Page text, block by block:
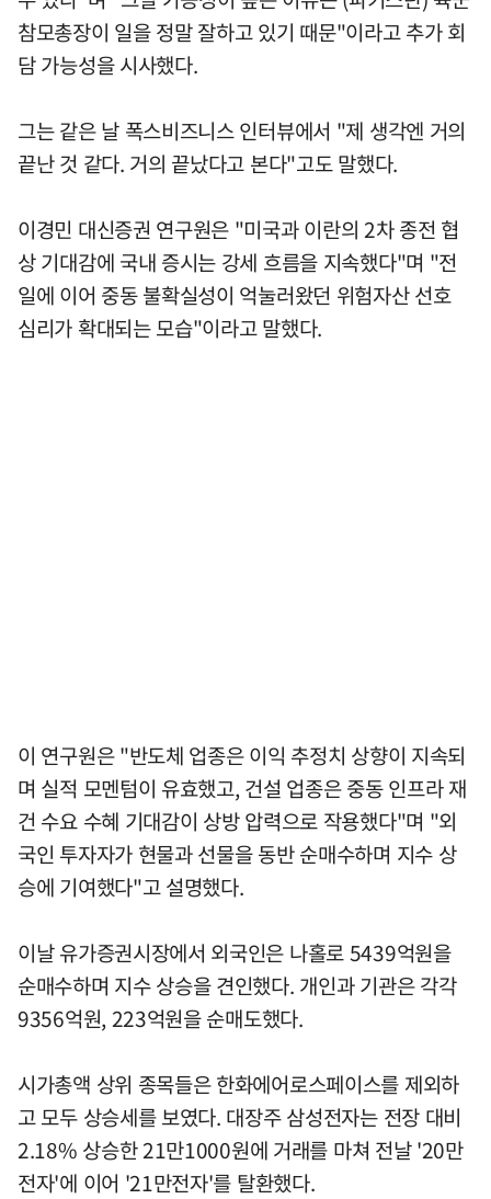
참모총장이 일을 정말 잘하고 있기 때문"이라고 추가 회
담 가능성을 시사했다.
그는 같은 날 폭스비즈니스 인터뷰에서 "제 생각엔 거의
끝난 것 같다. 거의 끝났다고 본다"고도 말했다.
이경민 대신증권 연구원은 "미국과 이란의 2차 종전 협
상 기대감에 국내 증시는 강세 흐름을 지속했다"며 "전
일에 이어 중동 불확실성이 억눌러왔던 위험자산 선호
심리가 확대되는 모습"이라고 말했다.
이 연구원은 "반도체 업종은 이익 추정치 상향이 지속되
며 실적 모멘텀이 유효했고, 건설 업종은 중동 인프라 재
건 수요 수혜 기대감이 상방 압력으로 작용했다"며 "외
국인 투자자가 현물과 선물을 동반 순매수하며 지수 상
승에 기여했다"고 설명했다.
이날 유가증권시장에서 외국인은 나홀로 5439억원을
순매수하며 지수 상승을 견인했다. 개인과 기관은 각각
9356억원, 223억원을 순매도했다.
시가총액 상위 종목들은 한화에어로스페이스를 제외하
고 모두 상승세를 보였다. 대장주 삼성전자는 전장 대비
2.18% 상승한 21만1000원에 거래를 마쳐 전날 '20만
전자'에 이어 '21만전자'를 탈환했다.